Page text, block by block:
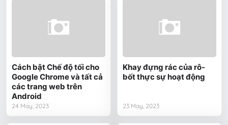
Cách bật Chế độ tối cho
Google Chrome và tất cả
các trang web trên
Android
24 May, 2023
Khay đựng rác của rô-
bốt thực sự hoạt động
23 May, 2023